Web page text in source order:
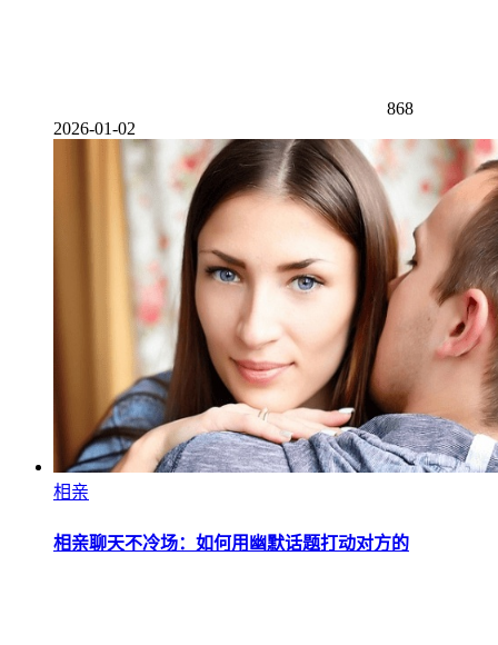
868
2026-01-02
相亲
相亲聊天不冷场：如何用幽默话题打动对方的